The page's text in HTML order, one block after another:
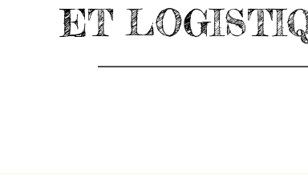
ET
des locaux les besoins afin de faciliter la